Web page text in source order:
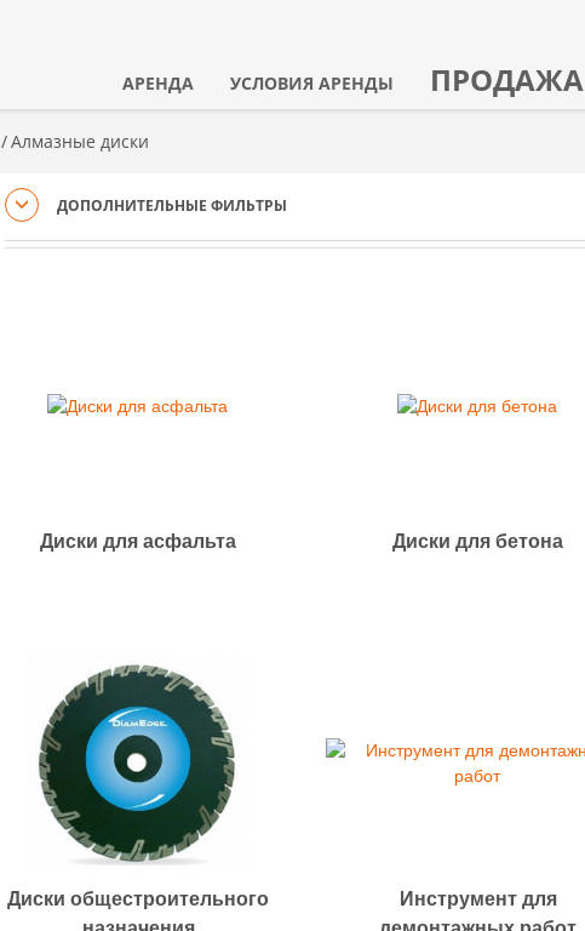
АРЕНДА УСЛОВИЯ АРЕНДЫ ПРОДАЖА
/Алмазные диски
ДОПОЛНИТЕЛЬНЫЕ ФИЛЬТРЫ
Диски для асфальта Диски для бетона
Диски общестроительного
Инструмент для